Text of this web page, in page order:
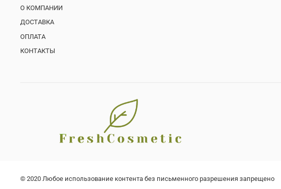
О КОМПАНИИ
ДОСТАВКА
ОПЛАТА
КОНТАКТЫ
© 2020 Любое использование контента без письменного разрешения запрещено